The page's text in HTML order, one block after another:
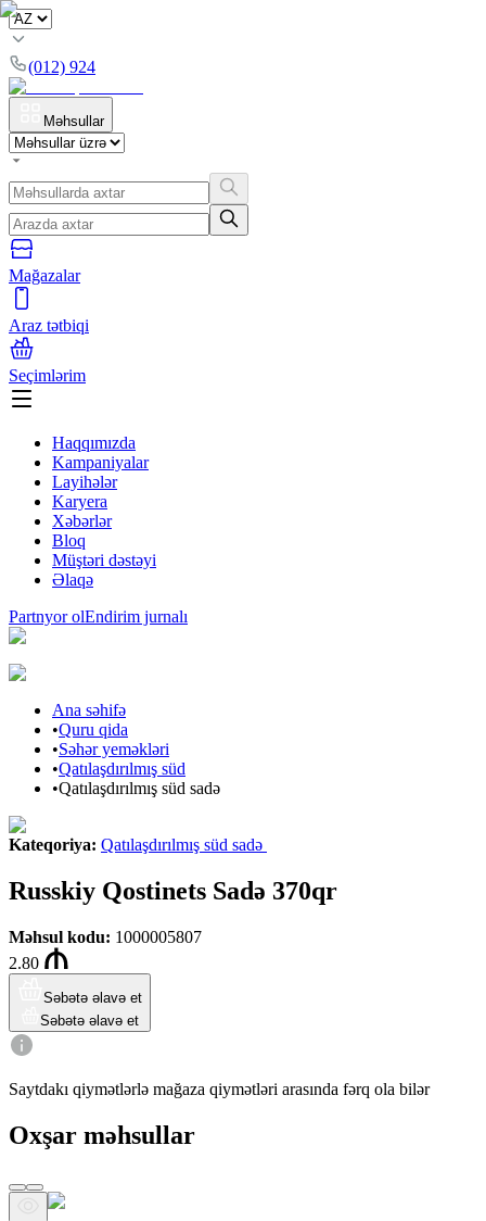
(012) 924
Məhsullar
Mağazalar
Araz tətbiqi
Seçimlərim
Haqqımızda
Kampaniyalar
Layihələr
Karyera
Xəbərlər
Bloq
Müştəri dəstəyi
Əlaqə
Partnyor olEndirim jurnalı
Ana səhifə
•Quru qida
•Səhər yeməkləri
•Qatılaşdırılmış süd
•Qatılaşdırılmış süd sadə
Kateqoriya: Qatılaşdırılmış süd sadə
Russkiy Qostinets Sadə 370qr
Məhsul kodu: 1000005807
2.80
Səbətə əlavə et
Səbətə əlavə et
Saytdakı qiymətlərlə mağaza qiymətləri arasında fərq ola bilər
Oxşar məhsullar